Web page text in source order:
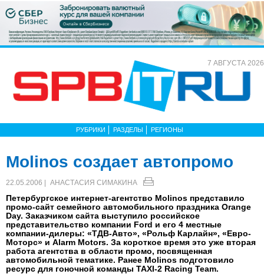
7 АВГУСТА 2026
РУБРИКИ РАЗДЕЛЫ РЕГИОНЫ
Molinos создает автопромо
22.05.2006 | АНАСТАСИЯ СИМАКИНА
Петербургское интернет-агентство Molinos представило
промо-сайт семейного автомобильного праздника Orange
Day. Заказчиком сайта выступило российское
представительство компании Ford и его 4 местные
компании-дилеры: «ТДВ-Авто», «Рольф Карлайн», «Евро-
Моторс» и Alarm Motors. За короткое время это уже вторая
работа агентства в области промо, посвященная
автомобильной тематике. Ранее Molinos подготовило
ресурс для гоночной команды TAXI-2 Racing Team.